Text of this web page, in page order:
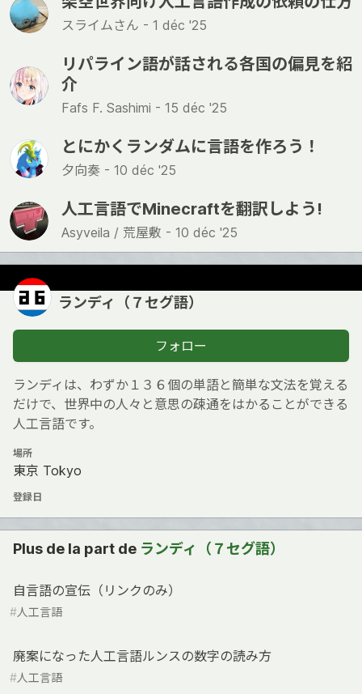
スライムさん - 1 déc '25
リパライン語が話される各国の偏見を紹
介
Fafs F. Sashimi - 15 déc '25
とにかくランダムに言語を作ろう！
夕向奏 - 10 déc '25
人工言語でMinecraftを翻訳しよう!
Asyveila / 荒屋敷 - 10 déc '25
ランディ（７セグ語）
フォロー
ランディは、わずか１３６個の単語と簡単な文法を覚える
だけで、世界中の人々と意思の疎通をはかることができる
人工言語です。
場所
東京 Tokyo
登録日
Plus de la part de ランディ（７セグ語）
自言語の宣伝（リンクのみ）
#人工言語
廃案になった人工言語ルンスの数字の読み方
#人工言語